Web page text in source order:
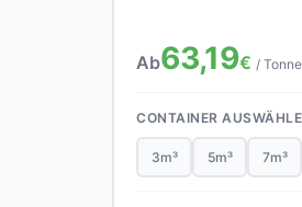
Ab63,19€ / Tonne
CONTAINER
3m³ 5m³ 7m³